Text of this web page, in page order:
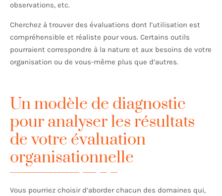
observations, etc.
Cherchez à trouver des évaluations dont l’utilisation est
compréhensible et réaliste pour vous. Certains outils
pourraient correspondre à la nature et aux besoins de votre
organisation ou de vous-même plus que d’autres.
Un modèle de diagnostic
pour analyser les résultats
de votre évaluation
organisationnelle
Vous pourriez choisir d’aborder chacun des domaines qui,